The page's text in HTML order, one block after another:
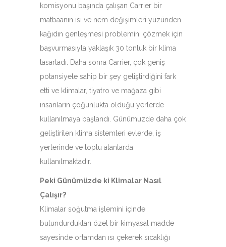
komisyonu başında çalışan Carrier bir
matbaanın ısı ve nem değişimleri yüzünden
kağıdın genleşmesi problemini çözmek için
başvurmasıyla yaklaşık 30 tonluk bir klima
tasarladı. Daha sonra Carrier, çok geniş
potansiyele sahip bir şey geliştirdiğini fark
etti ve klimalar, tiyatro ve mağaza gibi
insanların çoğunlukta olduğu yerlerde
kullanılmaya başlandı. Günümüzde daha çok
geliştirilen klima sistemleri evlerde, iş
yerlerinde ve toplu alanlarda
kullanılmaktadır.
Peki Günümüzde ki Klimalar Nasıl
Çalışır?
Klimalar soğutma işlemini içinde
bulundurdukları özel bir kimyasal madde
sayesinde ortamdan ısı çekerek sıcaklığı